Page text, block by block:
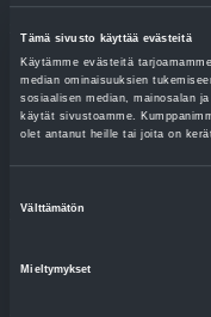
Tämä sivusto käyttää evästeitä
Käytämme evästeitä
median ominaisuuksien
sosiaalisen median, mainosalan
käytät sivustoamme.
olet antanut heille tai joita on
Välttämätön
Mieltymykset
Sähkölämmitys
Biolämmitysöljykattilat
Puulämmitys
Kaukolämmitys
Suuret kiinteistöt
Kokemuksia